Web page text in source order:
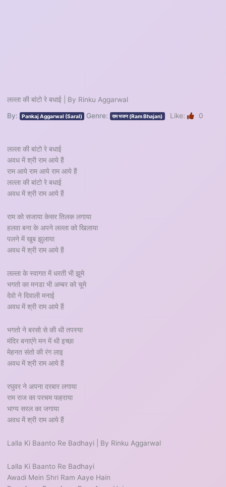
लल्ला की बांटो रे बधाई | By Rinku Aggarwal
By: Pankaj Aggarwal (Saral) Genre: राम भजन (Ram Bhajan) Like: 0
लल्ला की बांटो रे बधाई
अवध में श्री राम आये हैं
राम आये राम आये राम आये हैं
लल्ला की बांटो रे बधाई
अवध में श्री राम आये हैं
राम को सजाया केसर तिलक लगाया
हलवा बना के अपने लल्ला को खिलाया
पलने में खूब झुलाया
अवध में श्री राम आये हैं
लल्ला के स्वागत में धरती भी झूमे
भगतो का मनडा भी अम्बर को चूमे
देवो ने दिवाली मनाई
अवध में श्री राम आये हैं
भगतो ने बरसो से की थी तपस्या
मंदिर बनाएंगे मन में थी इच्छा
मेहनत संतो की रंग लाइ
अवध में श्री राम आये हैं
रघुवर ने अपना दरबार लगाया
राम राज का परचम फहराया
भाग्य सरल का जगाया
अवध में श्री राम आये हैं
Lalla Ki Baanto Re Badhayi | By Rinku Aggarwal
Lalla Ki Baanto Re Badhayi
Awadi Mein Shri Ram Aaye Hain